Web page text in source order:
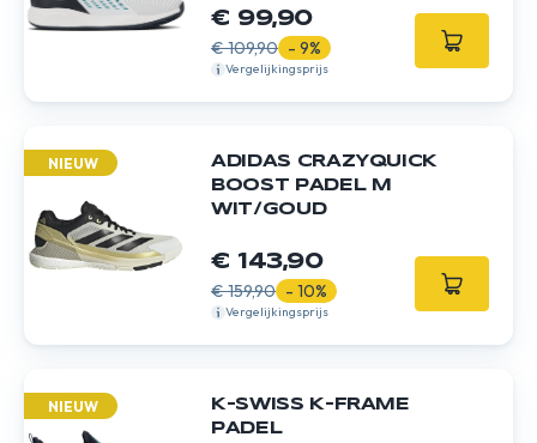
€ 99,90
€ 109,90 - 9%
Vergelijkingsprijs
NIEUW
ADIDAS CRAZYQUICK
BOOST PADEL M
WIT/GOUD
€ 143,90
€ 159,90 - 10%
Vergelijkingsprijs
NIEUW
K-SWISS K-FRAME
PADEL